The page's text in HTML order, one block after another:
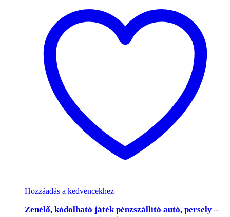
Hozzáadás a kedvencekhez
Zenélő, kódolható játék pénzszállító autó, persely –